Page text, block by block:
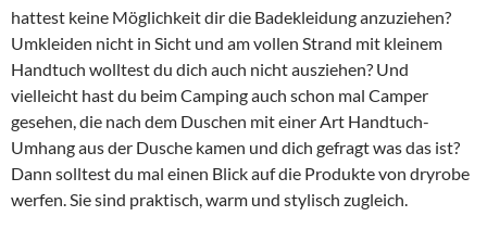
hattest keine Möglichkeit dir die Badekleidung anzuziehen?
Umkleiden nicht in Sicht und am vollen Strand mit kleinem
Handtuch wolltest du dich auch nicht ausziehen? Und
vielleicht hast du beim Camping auch schon mal Camper
gesehen, die nach dem Duschen mit einer Art Handtuch-
Umhang aus der Dusche kamen und dich gefragt was das ist?
Dann solltest du mal einen Blick auf die Produkte von dryrobe
werfen. Sie sind praktisch, warm und stylisch zugleich.